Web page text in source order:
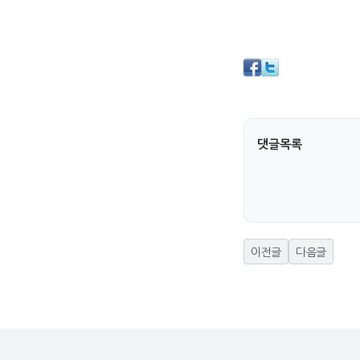
댓글목록
이전글 다음글